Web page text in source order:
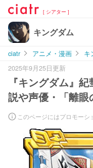
[ シアター ]
キングダム
ciatr アニメ・漫画 キ
2025年9月25日更新
『キングダム』
説や声優・「離眼
このページにはプロモー